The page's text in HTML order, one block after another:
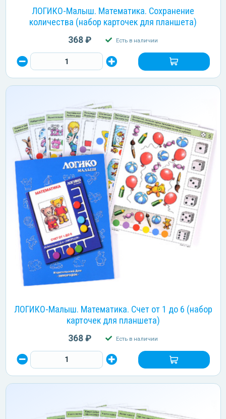
ЛОГИКО-Малыш. Математика. Сохранение
количества (набор карточек для планшета)
368 ₽ Есть в наличии
ЛОГИКО-Малыш. Математика. Счет от 1 до 6 (набор
карточек для планшета)
368 ₽ Есть в наличии